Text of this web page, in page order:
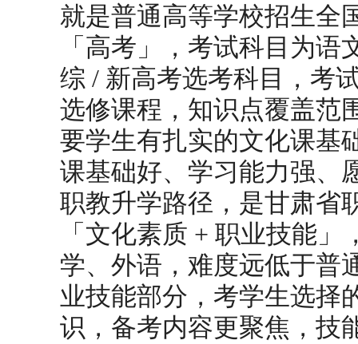
就是普通高等学校招生全
「高考」，考试科目为
综 / 新高考选考科目，考
选修课程，知识点覆盖范
要学生有扎实的文化课基
课基础好、学习能力强、
职教升学路径，是甘肃省
「文化素质 + 职业技能
学、外语，难度远低于普
业技能部分，考学生选择
识，备考内容更聚焦，技